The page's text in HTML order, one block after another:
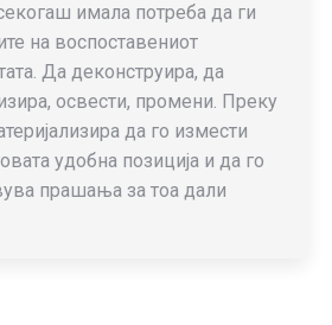
имала потреба да ги
на воспоставениот
Да деконструира, да
освести, промени. Преку
да го измести
удобна позиција и да го
прашања за тоа дали